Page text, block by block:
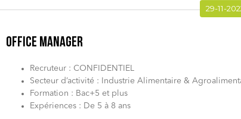
OFFICE MANAGER
Recruteur : CONFIDENTIEL
Secteur d’activité : Industrie Alimentaire &
Formation : Bac+5 et plus
Expériences : De 5 à 8 ans
29-11-